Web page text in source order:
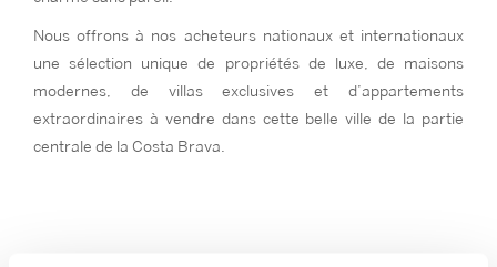
Nous offrons à nos acheteurs nationaux et internationaux
une sélection unique de propriétés de luxe, de maisons
modernes, de villas exclusives et d’appartements
extraordinaires à vendre dans cette belle ville de la partie
centrale de la Costa Brava.